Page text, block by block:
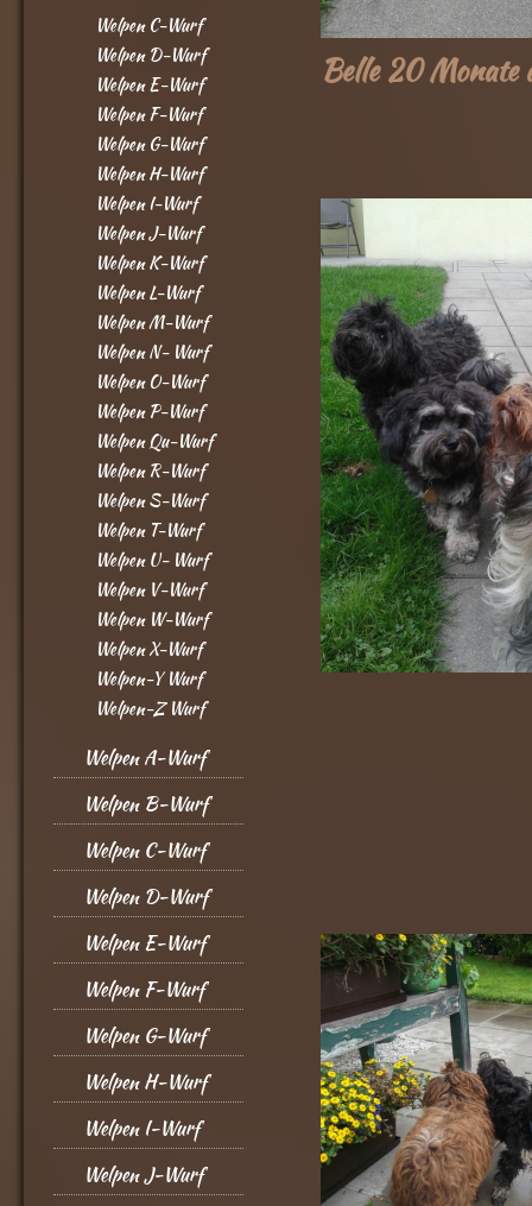
Welpen C-Wurf
Welpen D-Wurf
Welpen E-Wurf
Welpen F-Wurf
Welpen G-Wurf
Welpen H-Wurf
Welpen I-Wurf
Welpen J-Wurf
Welpen K-Wurf
Welpen L-Wurf
Welpen M-Wurf
Welpen N- Wurf
Welpen O-Wurf
Welpen P-Wurf
Welpen Qu-Wurf
Welpen R-Wurf
Welpen S-Wurf
Welpen T-Wurf
Welpen U- Wurf
Welpen V-Wurf
Welpen W-Wurf
Welpen X-Wurf
Welpen-Y Wurf
Welpen-Z Wurf
Welpen A-Wurf
Welpen B-Wurf
Welpen C-Wurf
Welpen D-Wurf
Welpen E-Wurf
Welpen F-Wurf
Welpen G-Wurf
Welpen H-Wurf
Welpen I-Wurf
Welpen J-Wurf
Belle 20 Monate